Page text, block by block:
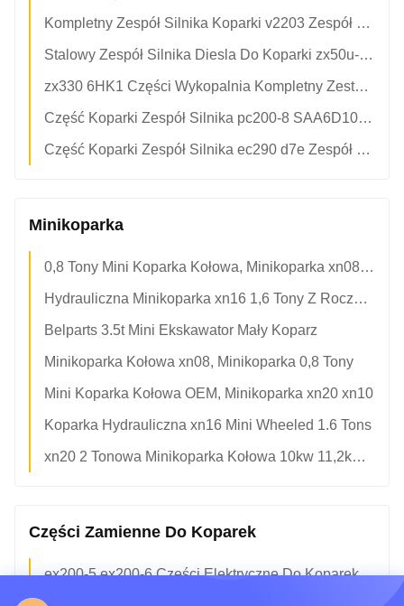
Kompletny Zespół Silnika Koparki v2203 Zespół Silnika Używany Z Drugiej Ręki
Stalowy Zespół Silnika Diesla Do Koparki zx50u-2 4TNV88-N Hitachi
zx330 6HK1 Części Wykopalnia Kompletny Zestaw Silnika Dla Silnika Diesla Hitachi Assy 4436720 4489385
Część Koparki Zespół Silnika pc200-8 SAA6D107 Zespół Silnika Wysokoprężnego Dla Cummins
Część Koparki Zespół Silnika ec290 d7e Zespół Silnika Wysokoprężnego SA 1111-00704
Minikoparka
0,8 Tony Mini Koparka Kołowa, Minikoparka xn08 7,0 KW
Hydrauliczna Minikoparka xn16 1,6 Tony Z Roczną Gwarancją
Belparts 3.5t Mini Ekskawator Mały Koparz
Minikoparka Kołowa xn08, Minikoparka 0,8 Tony
Mini Koparka Kołowa OEM, Minikoparka xn20 xn10
Koparka Hydrauliczna xn16 Mini Wheeled 1.6 Tons
xn20 2 Tonowa Minikoparka Kołowa 10kw 11,2kw 2200r / Min
Części Zamienne Do Koparek
ex200-5 ex200-6 Części Elektryczne Do Koparek 4614911 Silnik Przepustnicy